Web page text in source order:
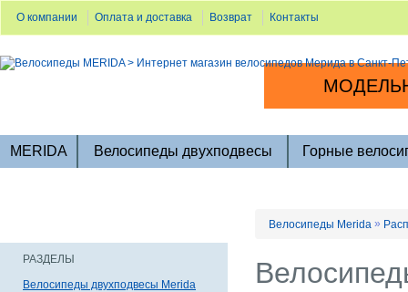
О компании Оплата и доставка Возврат Контакты
MERIDA Велосипеды двухподвесы Горные
РАЗДЕЛЫ
Велосипеды двухподвесы Merida
Велосипеды Merida »